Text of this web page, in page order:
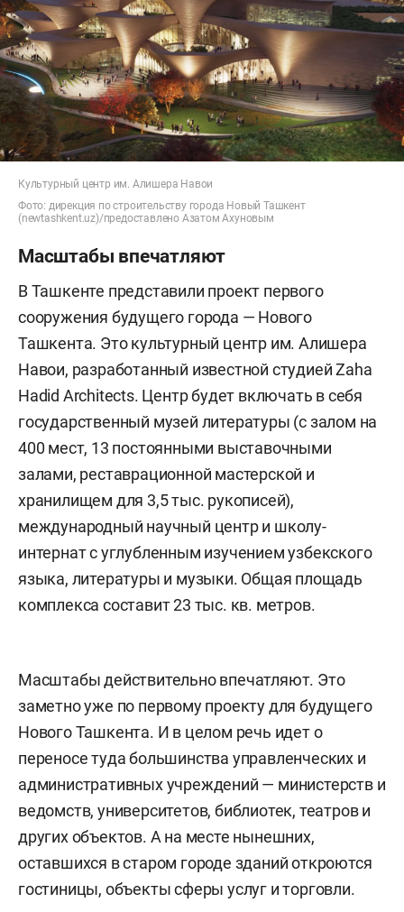
Культурный центр им. Алишера Навои
Фото: дирекция по строительству города Новый Ташкент
(newtashkent.uz)/предоставлено Азатом Ахуновым
Масштабы впечатляют
В Ташкенте представили проект первого
сооружения будущего города — Нового
Ташкента. Это культурный центр им. Алишера
Навои, разработанный известной студией Zaha
Hadid Architects. Центр будет включать в себя
государственный музей литературы (с залом на
400 мест, 13 постоянными выставочными
залами, реставрационной мастерской и
хранилищем для 3,5 тыс. рукописей),
международный научный центр и школу-
интернат с углубленным изучением узбекского
языка, литературы и музыки. Общая площадь
комплекса составит 23 тыс. кв. метров.
Масштабы действительно впечатляют. Это
заметно уже по первому проекту для будущего
Нового Ташкента. И в целом речь идет о
переносе туда большинства управленческих и
административных учреждений — министерств и
ведомств, университетов, библиотек, театров и
других объектов. А на месте нынешних,
оставшихся в старом городе зданий откроются
гостиницы, объекты сферы услуг и торговли.